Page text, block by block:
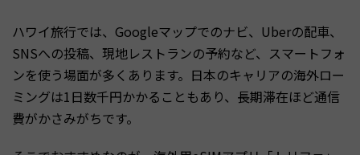
ハワイ旅行では、Googleマップでのナビ、Uberの配車、
SNSへの投稿、現地レストランの予約など、スマートフォ
ンを使う場面が多くあります。日本のキャリアの海外ロー
ミングは1日数千円かかることもあり、長期滞在ほど通信
費がかさみがちです。